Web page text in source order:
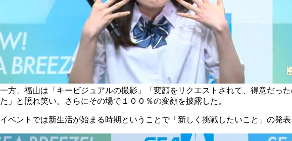
一方、福山は「キービジュアルの撮影」「変顔をリクエストされて、得意だっ
た」と照れ笑い。さらにその場で１００％の変顔を披露した。
イベントでは新生活が始まる時期ということで「新しく挑戦したいこと」の発表